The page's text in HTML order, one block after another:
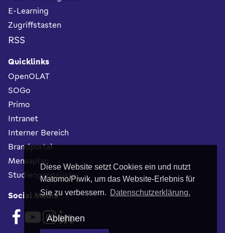
Diese Website setzt Cookies ein und nutzt
Matomo/Piwik, um das Website-Erlebnis für
Sie zu verbessern. Datenschutzerklärung.
Ablehnen
E-Learning
Zugriffstasten
RSS
Quicklinks
OpenOLAT
SOGo
Primo
Intranet
Interner Bereich
Brandportal
Mensaplan
Studiengangsliste
Social Media